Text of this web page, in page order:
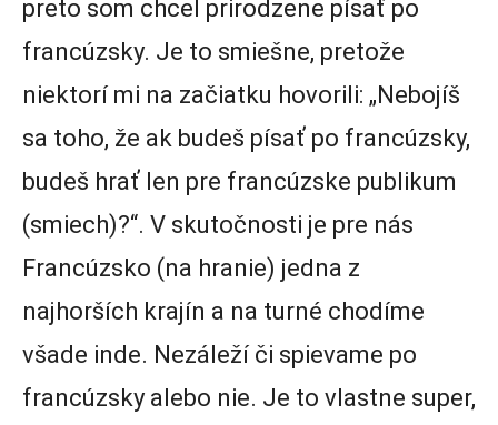
preto som chcel prirodzene písať po
francúzsky. Je to smiešne, pretože
niektorí mi na začiatku hovorili: „Nebojíš
sa toho, že ak budeš písať po francúzsky,
budeš hrať len pre francúzske publikum
(smiech)?“. V skutočnosti je pre nás
Francúzsko (na hranie) jedna z
najhorších krajín a na turné chodíme
všade inde. Nezáleží či spievame po
francúzsky alebo nie. Je to vlastne super,